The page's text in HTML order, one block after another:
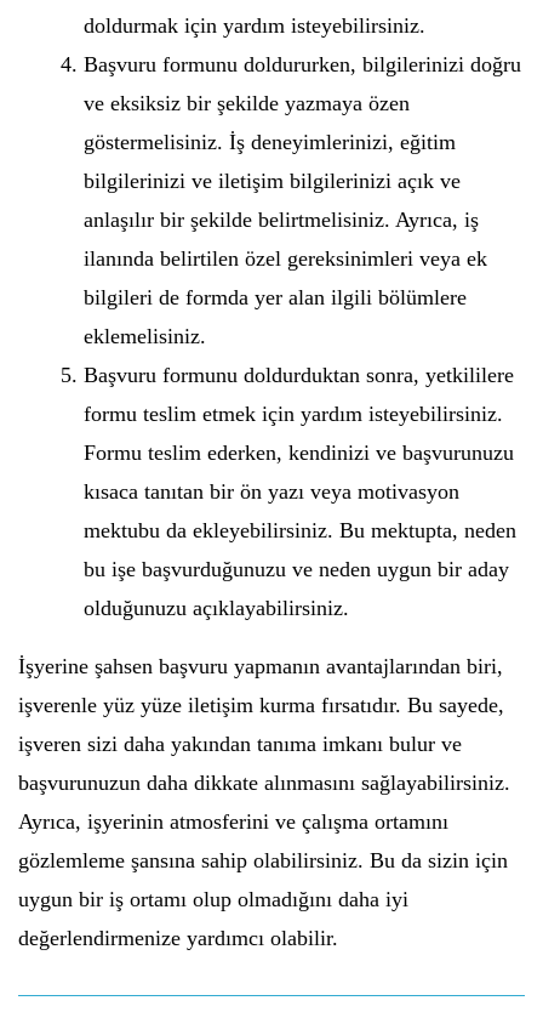
doldurmak için yardım isteyebilirsiniz.
Başvuru formunu doldururken, bilgilerinizi doğru
ve eksiksiz bir şekilde yazmaya özen
göstermelisiniz. İş deneyimlerinizi, eğitim
bilgilerinizi ve iletişim bilgilerinizi açık ve
anlaşılır bir şekilde belirtmelisiniz. Ayrıca, iş
ilanında belirtilen özel gereksinimleri veya ek
bilgileri de formda yer alan ilgili bölümlere
eklemelisiniz.
Başvuru formunu doldurduktan sonra, yetkililere
formu teslim etmek için yardım isteyebilirsiniz.
Formu teslim ederken, kendinizi ve başvurunuzu
kısaca tanıtan bir ön yazı veya motivasyon
mektubu da ekleyebilirsiniz. Bu mektupta, neden
bu işe başvurduğunuzu ve neden uygun bir aday
olduğunuzu açıklayabilirsiniz.
İşyerine şahsen başvuru yapmanın avantajlarından biri,
işverenle yüz yüze iletişim kurma fırsatıdır. Bu sayede,
işveren sizi daha yakından tanıma imkanı bulur ve
başvurunuzun daha dikkate alınmasını sağlayabilirsiniz.
Ayrıca, işyerinin atmosferini ve çalışma ortamını
gözlemleme şansına sahip olabilirsiniz. Bu da sizin için
uygun bir iş ortamı olup olmadığını daha iyi
değerlendirmenize yardımcı olabilir.